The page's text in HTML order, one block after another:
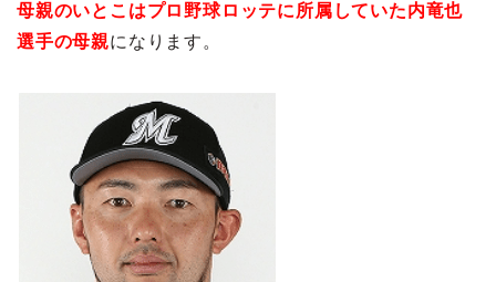
母親のいとこはプロ野球ロッテに所属していた内竜也
選手の母親になります。